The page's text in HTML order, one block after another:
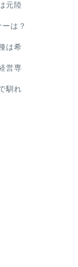
元陸
は？
は希
営専
馴れ